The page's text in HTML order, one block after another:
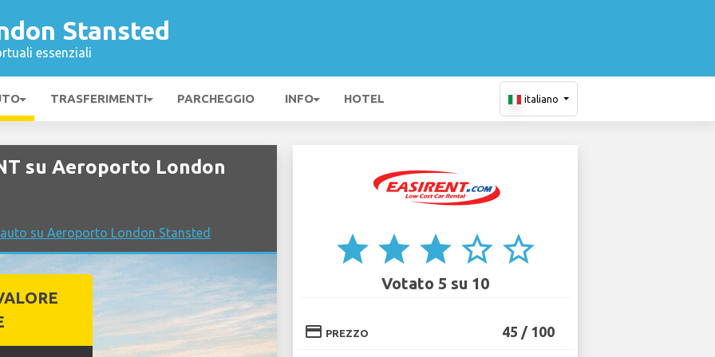
Stansted
essenziali
TRASFERIMENTI PARCHEGGIO INFO HOTEL italiano
su Aeroporto London
su Aeroporto London Stansted
star star star star_border star_border
Votato 5 su 10
credit_card PREZZO 45 / 100